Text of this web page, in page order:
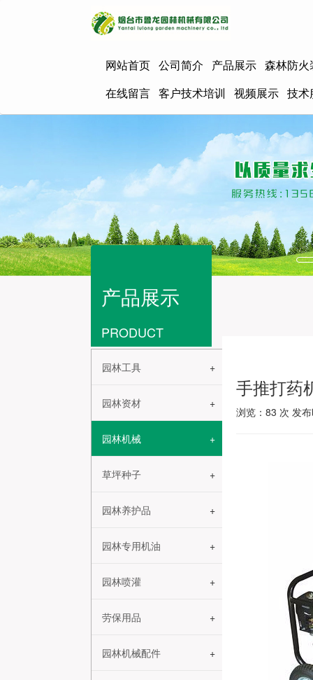
网站首页 公司简介 产品展示 森林防火
在线留言 客户技术培训 视频展示 技术
产品展示
PRODUCT
园林工具
园林资材
园林机械
草坪种子
园林养护品
园林专用机油
园林喷灌
劳保用品
园林机械配件
手推打药
浏览： 83 次 发